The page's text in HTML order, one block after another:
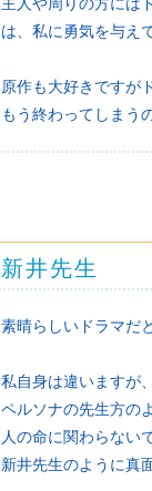
は、私に勇気を与え
原作も大好きですが
もう終わってしまう
新井先生
素晴らしいドラマだ
私自身は違いますが
ペルソナの先生方の
人の命に関わらない
新井先生のように真